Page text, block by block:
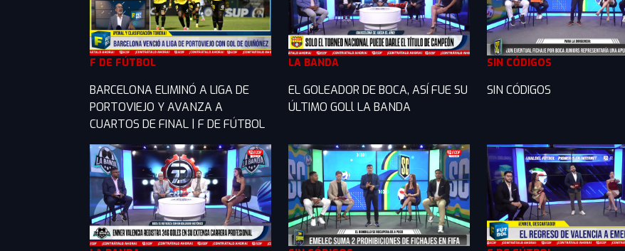
F DE FÚTBOL
BARCELONA ELIMINÓ A LIGA DE
PORTOVIEJO Y AVANZA A
CUARTOS DE FINAL | F DE FÚTBOL
LA BANDA
EL GOLEADOR DE BOCA, ASÍ FUE SU
ÚLTIMO GOLl LA BANDA
SIN CÓDIGOS
SIN CÓDIGOS